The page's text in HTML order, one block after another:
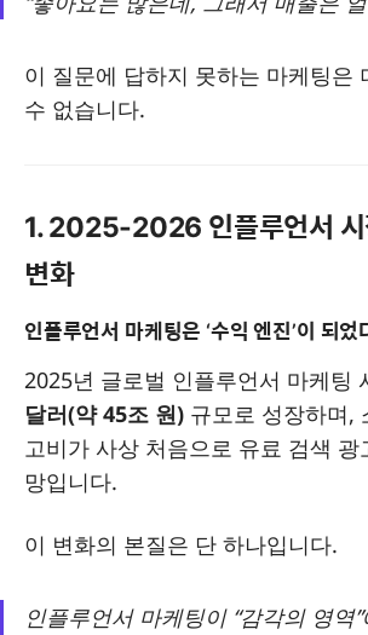
이 질문에 답하지 못하는 마케팅은
수 없습니다.
1. 2025-2026 인플루언서 시
변화
인플루언서 마케팅은 ‘수익 엔진’이 되었
2025년 글로벌 인플루언서 마케팅
달러(약 45조 원) 규모로 성장하며,
고비가 사상 처음으로 유료 검색 광
망입니다.
이 변화의 본질은 단 하나입니다.
인플루언서 마케팅이 “감각의 영역